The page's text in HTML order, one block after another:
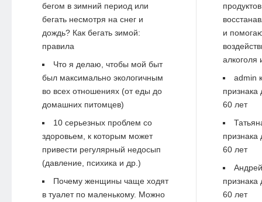
бегом в зимний период или
бегать несмотря на снег и
дождь? Как бегать зимой:
правила
Что я делаю, чтобы мой быт
был максимально экологичным
во всех отношениях (от еды до
домашних питомцев)
10 серьезных проблем со
здоровьем, к которым может
привести регулярный недосып
(давление, психика и др.)
Почему женщины чаще ходят
в туалет по маленькому. Можно
и
алкоголя
admin
60 лет
60 лет
Андрей
60 лет